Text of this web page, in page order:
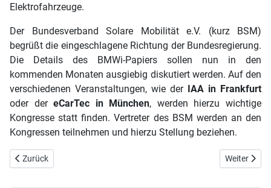
Elektrofahrzeuge.
Der Bundesverband Solare Mobilität e.V. (kurz BSM)
begrüßt die eingeschlagene Richtung der Bundesregierung.
Die Details des BMWi-Papiers sollen nun in den
kommenden Monaten ausgiebig diskutiert werden. Auf den
verschiedenen Veranstaltungen, wie der IAA in Frankfurt
oder dereCarTec in München, werden hierzu wichtige
Kongresse statt finden. Vertreter des BSM werden an den
Kongressen teilnehmen und hierzu Stellung beziehen.
Vorheriger Beitrag: Tartarini Autogas GmbH: Neues LPG-Steuergerät
Zurück Nächster
Weiter